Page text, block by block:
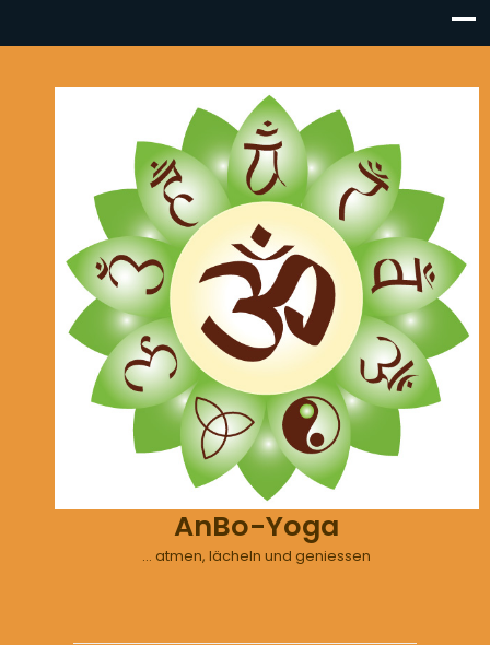
AnBo-Yoga
… atmen, lächeln und geniessen